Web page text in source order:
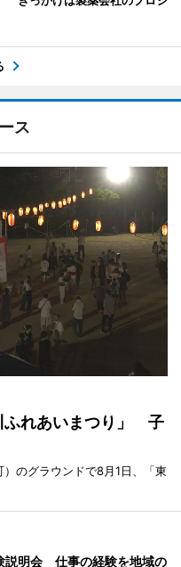
ス
ふれあいまつり」 子
のグラウンドで8月1日、「東
説明会 仕事の経験を地域の